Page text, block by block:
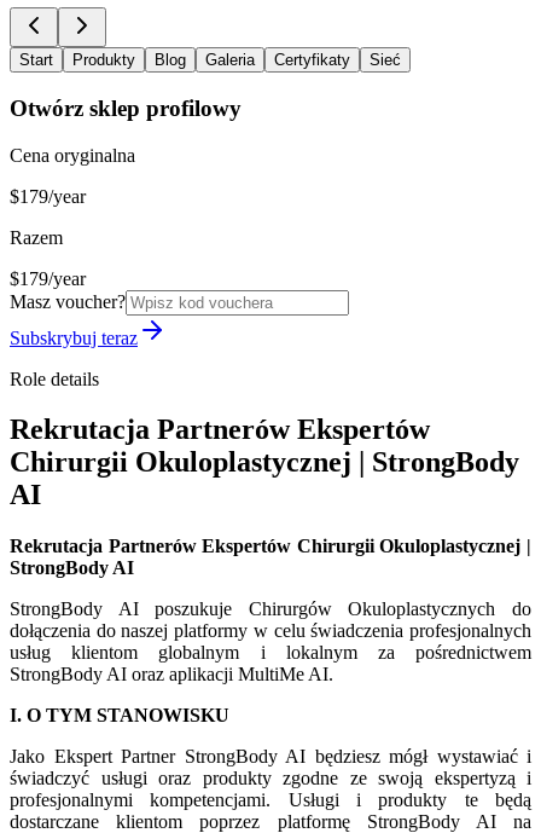
Start Produkty Blog Galeria Certyfikaty Sieć
Otwórz sklep profilowy
Cena oryginalna
$179/year
Razem
$179/year
Masz voucher?
Subskrybuj teraz
Role details
Rekrutacja Partnerów Ekspertów
Chirurgii Okuloplastycznej | StrongBody
AI
Rekrutacja Partnerów Ekspertów Chirurgii Okuloplastycznej |
StrongBody AI
StrongBody AI poszukuje Chirurgów Okuloplastycznych do
dołączenia do naszej platformy w celu świadczenia profesjonalnych
usług klientom globalnym i lokalnym za pośrednictwem
StrongBody AI oraz aplikacji MultiMe AI.
I. O TYM STANOWISKU
Jako Ekspert Partner StrongBody AI będziesz mógł wystawiać i
świadczyć usługi oraz produkty zgodne ze swoją ekspertyzą i
profesjonalnymi kompetencjami. Usługi i produkty te będą
dostarczane klientom poprzez platformę StrongBody AI na